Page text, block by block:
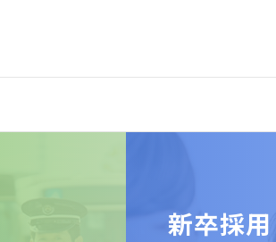
新卒採用